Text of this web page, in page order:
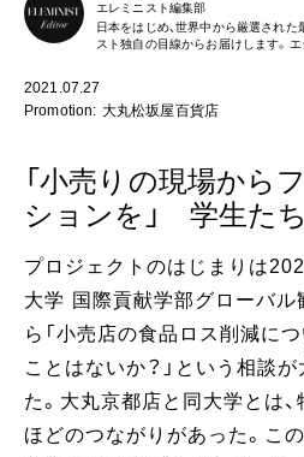
エレミニスト編集部
日本をはじめ、世界中から厳選され
スト独自の目線からお届けします。エ
2021.07.27
Promotion: 大丸松坂屋百貨店
「小売りの現場から
ションを」 学生た
プロジェクトのはじまりは
大学 国際貢献学部グローバル
ら「小売店の食品ロス削減に
ことはないか？」という相談
た。大丸京都店と同大学とは
ほどのつながりがあった。こ